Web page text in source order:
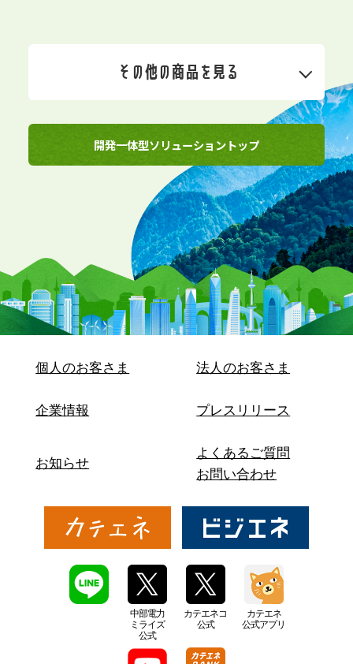
その他の商品を見る
開発一体型ソリューショントップ
個人のお客さま 法人のお客さま
企業情報 プレスリリース
お知らせ
よくあるご質問
お問い合わせ
中部電力
ミライズ
公式
カテエネコ
公式
カテエネ
公式アプリ